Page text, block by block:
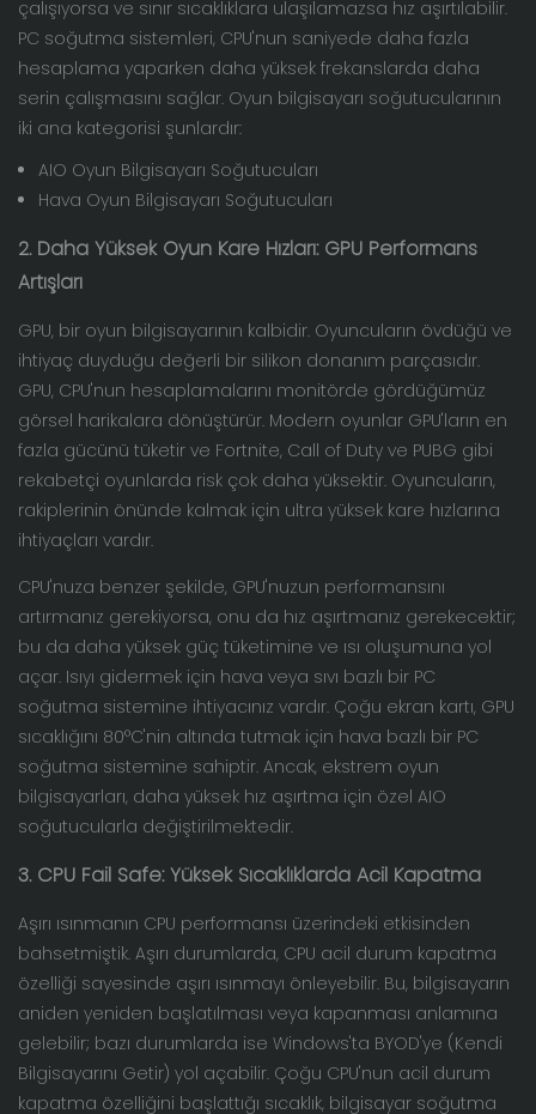
çalışıyorsa ve sınır sıcaklıklara ulaşılamazsa hız aşırtılabilir.
PC soğutma sistemleri, CPU'nun saniyede daha fazla
hesaplama yaparken daha yüksek frekanslarda daha
serin çalışmasını sağlar. Oyun bilgisayarı soğutucularının
iki ana kategorisi şunlardır:
AIO Oyun Bilgisayarı Soğutucuları
Hava Oyun Bilgisayarı Soğutucuları
2. Daha Yüksek Oyun Kare Hızları: GPU Performans
Artışları
GPU, bir oyun bilgisayarının kalbidir. Oyuncuların övdüğü ve
ihtiyaç duyduğu değerli bir silikon donanım parçasıdır.
GPU, CPU'nun hesaplamalarını monitörde gördüğümüz
görsel harikalara dönüştürür. Modern oyunlar GPU'ların en
fazla gücünü tüketir ve Fortnite, Call of Duty ve PUBG gibi
rekabetçi oyunlarda risk çok daha yüksektir. Oyuncuların,
rakiplerinin önünde kalmak için ultra yüksek kare hızlarına
ihtiyaçları vardır.
CPU'nuza benzer şekilde, GPU'nuzun performansını
artırmanız gerekiyorsa, onu da hız aşırtmanız gerekecektir;
bu da daha yüksek güç tüketimine ve ısı oluşumuna yol
açar. Isıyı gidermek için hava veya sıvı bazlı bir PC
soğutma sistemine ihtiyacınız vardır. Çoğu ekran kartı, GPU
sıcaklığını 80°C'nin altında tutmak için hava bazlı bir PC
soğutma sistemine sahiptir. Ancak, ekstrem oyun
bilgisayarları, daha yüksek hız aşırtma için özel AIO
soğutucularla değiştirilmektedir.
3. CPU Fail Safe: Yüksek Sıcaklıklarda Acil Kapatma
Aşırı ısınmanın CPU performansı üzerindeki etkisinden
bahsetmiştik. Aşırı durumlarda, CPU acil durum kapatma
özelliği sayesinde aşırı ısınmayı önleyebilir. Bu, bilgisayarın
aniden yeniden başlatılması veya kapanması anlamına
gelebilir; bazı durumlarda ise Windows'ta BYOD'ye (Kendi
Bilgisayarını Getir) yol açabilir. Çoğu CPU'nun acil durum
kapatma özelliğini başlattığı sıcaklık, bilgisayar soğutma